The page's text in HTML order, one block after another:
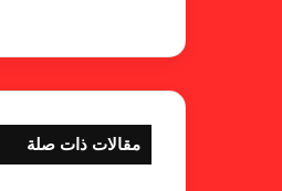
مقالات ذات صلة